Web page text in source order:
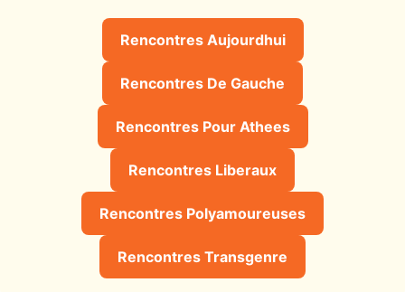
Rencontres Aujourdhui
Rencontres De Gauche
Rencontres Pour Athees
Rencontres Liberaux
Rencontres Polyamoureuses
Rencontres Transgenre